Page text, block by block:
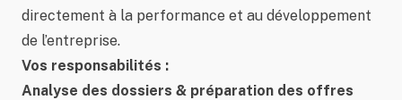
directement à la performance et au développement
de l’entreprise.
Vos responsabilités :
Analyse des dossiers & préparation des offres